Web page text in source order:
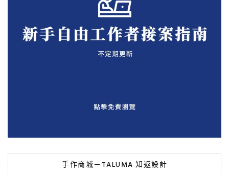
手作商城－TALUMA 知返設計